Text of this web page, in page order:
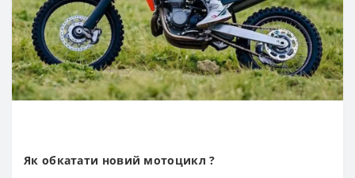
Як обкатати новий мотоцикл ?